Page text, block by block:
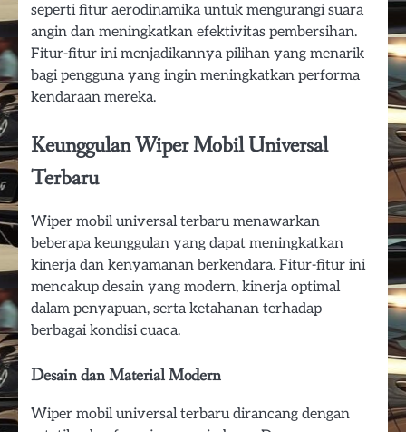
seperti fitur aerodinamika untuk mengurangi suara
angin dan meningkatkan efektivitas pembersihan.
Fitur-fitur ini menjadikannya pilihan yang menarik
bagi pengguna yang ingin meningkatkan performa
kendaraan mereka.
Keunggulan Wiper Mobil Universal
Terbaru
Wiper mobil universal terbaru menawarkan
beberapa keunggulan yang dapat meningkatkan
kinerja dan kenyamanan berkendara. Fitur-fitur ini
mencakup desain yang modern, kinerja optimal
dalam penyapuan, serta ketahanan terhadap
berbagai kondisi cuaca.
Desain dan Material Modern
Wiper mobil universal terbaru dirancang dengan